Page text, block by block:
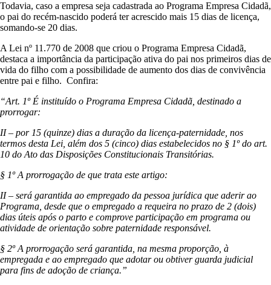
Todavia, caso a empresa seja cadastrada ao Programa Empresa Cidadã,
o pai do recém-nascido poderá ter acrescido mais 15 dias de licença,
somando-se 20 dias.
A Lei nº 11.770 de 2008 que criou o Programa Empresa Cidadã,
destaca a importância da participação ativa do pai nos primeiros dias de
vida do filho com a possibilidade de aumento dos dias de convivência
entre pai e filho. Confira:
“Art. 1º É instituído o Programa Empresa Cidadã, destinado a
prorrogar:
II – por 15 (quinze) dias a duração da licença-paternidade, nos
termos desta Lei, além dos 5 (cinco) dias estabelecidos no § 1º do art.
10 do Ato das Disposições Constitucionais Transitórias.
§ 1º A prorrogação de que trata este artigo:
II – será garantida ao empregado da pessoa jurídica que aderir ao
Programa, desde que o empregado a requeira no prazo de 2 (dois)
dias úteis após o parto e comprove participação em programa ou
atividade de orientação sobre paternidade responsável.
§ 2º A prorrogação será garantida, na mesma proporção, à
empregada e ao empregado que adotar ou obtiver guarda judicial
para fins de adoção de criança.”